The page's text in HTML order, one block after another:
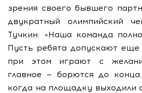
зрения своего бывшего
двукратный олимпийский
Тучкин: «Наша команда
Пусть ребята допускают
при этом играют с
главное — борются до
когда на площадку выходили